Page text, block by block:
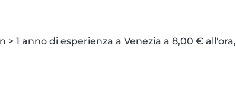
1 anno di esperienza a Venezia a 8,00 € all'ora,